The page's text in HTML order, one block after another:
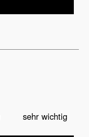
sehr wichtig